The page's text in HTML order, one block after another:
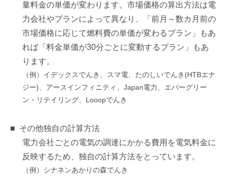
量料金の単価が変わります。市場価格の算出方法は電
力会社やプランによって異なり、「前月～数カ月前の
市場価格に応じて燃料費の単価が変わるプラン」もあ
れば「料金単価が30分ごとに変動するプラン」もあ
ります。
（例）イデックスでんき、スマ電、たのしいでんき(HTBエナ
ジー)、アースインフィニティ、Japan電力、エバーグリー
ン・リテイリング、Looopでんき
その他独自の計算方法
電力会社ごとの電気の調達にかかる費用を電気料金に
反映するため、独自の計算方法をとっています。
（例）シナネンあかりの森でんき